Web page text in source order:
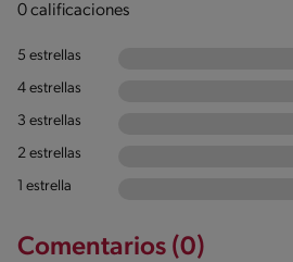
0 calificaciones
5 estrellas
4 estrellas
3 estrellas
2 estrellas
1 estrella
Comentarios (0)